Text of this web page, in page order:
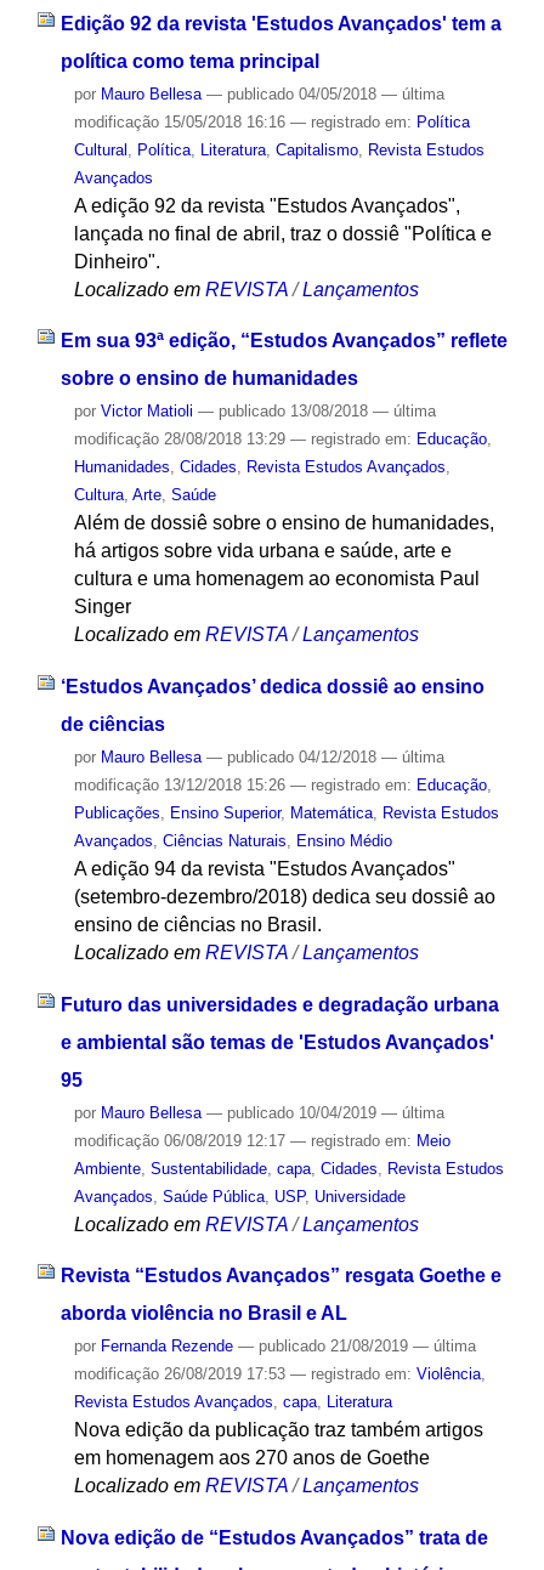
Edição 92 da revista 'Estudos Avançados' tem a
política como tema principal
por Mauro Bellesa — publicado04/05/2018 — última
modificação15/05/2018 16:16 — registrado em: Política
Cultural
Política, Literatura, Capitalismo, Revista Estudos
Avançados
A edição 92 da revista "Estudos Avançados",
lançada no final de abril, traz o dossiê "Política e
Dinheiro".
Localizado em REVISTA /Lançamentos
Em sua 93ª edição, “Estudos Avançados” reflete
sobre o ensino de humanidades
por Victor Matioli — publicado13/08/2018 — última
modificação28/08/2018 13:29 — registrado em: Educação,
Humanidades, Cidades, Revista Estudos Avançados,
Cultura, Arte, Saúde
Além de dossiê sobre o ensino de humanidades,
há artigos sobre vida urbana e saúde, arte e
cultura e uma homenagem ao economista Paul
Singer
Localizado em REVISTA /Lançamentos
‘Estudos Avançados’ dedica dossiê ao ensino
de ciências
por Mauro Bellesa — publicado04/12/2018 — última
modificação13/12/2018 15:26 — registrado em: Educação,
Publicações, Ensino Superior, Matemática, Revista Estudos
Avançados, Ciências Naturais, Ensino Médio
A edição 94 da revista "Estudos Avançados"
(setembro-dezembro/2018) dedica seu dossiê ao
ensino de ciências no Brasil.
Localizado em REVISTA /Lançamentos
Futuro das universidades e degradação urbana
e ambiental são temas de 'Estudos Avançados'
95
por Mauro Bellesa — publicado10/04/2019 — última
modificação06/08/2019 12:17 — registrado em: Meio
Ambiente, Sustentabilidade, capa, Cidades
Revista Estudos
Avançados Saúde Pública, USP, Universidade
Localizado em REVISTA /Lançamentos
Revista “Estudos Avançados” resgata Goethe e
aborda violência no Brasil e AL
por Fernanda Rezende — publicado21/08/2019 — última
modificação26/08/2019 17:53 — registrado em: Violência,
Revista Estudos Avançados, capa, Literatura
Nova edição da publicação traz também artigos
em homenagem aos 270 anos de Goethe
Localizado em REVISTA /Lançamentos
Nova edição de “Estudos Avançados” trata de